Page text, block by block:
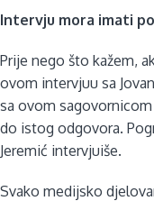
Intervju mora imati
Prije nego što kažem,
ovom intervjuu sa
sa ovom
do istog odgovora.
Jeremić intervjuiše.
Svako medijsko